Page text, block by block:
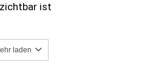
ist
laden